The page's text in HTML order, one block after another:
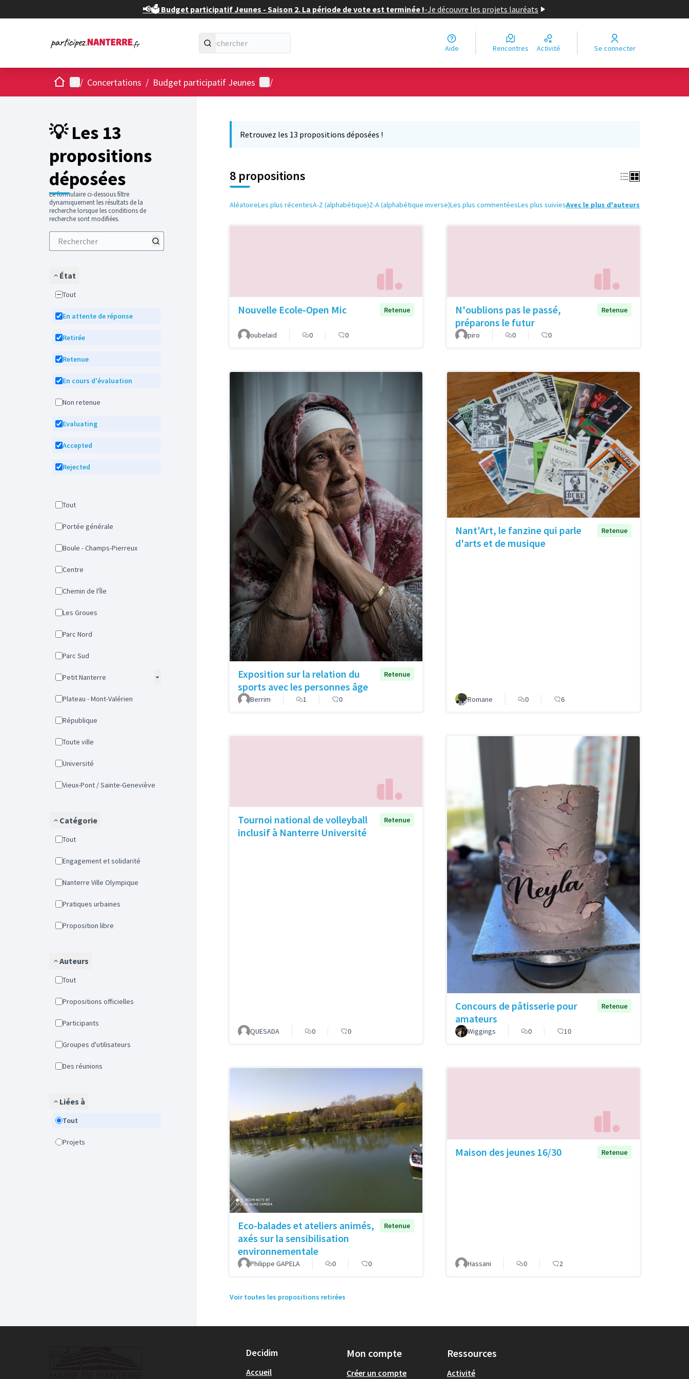
📢🗳️ Budget participatif Jeunes - Saison 2. La période de vote est terminée !-Je découvre les projets lauréats
Aide Rencontres Activité Se connecter
AccueilMenu principal
/ Concertations / Budget participatif Jeunes Menu utilisateur
/
💡 Les 13
propositions
déposées
Le formulaire ci-dessous filtre
dynamiquement les résultats de la
recherche lorsque les conditions de
recherche sont modifiées.
État
Tout
En attente de réponse
Retirée
Retenue
En cours d'évaluation
Non retenue
Evaluating
Accepted
Rejected
Tout
Portée générale
Boule - Champs-Pierreux
Centre
Chemin de l'Île
Les Groues
Parc Nord
Parc Sud
Petit Nanterre
Plateau - Mont-Valérien
République
Toute ville
Université
Vieux-Pont / Sainte-Geneviève
Catégorie
Tout
Engagement et solidarité
Nanterre Ville Olympique
Pratiques urbaines
Proposition libre
Auteurs
Tout
Propositions officielles
Participants
Groupes d'utilisateurs
Des réunions
Liées à
Tout
Projets
Retrouvez les 13 propositions déposées !
8 propositions
AléatoireLes plus récentesA-Z (alphabétique)Z-A (alphabétique inverse)Les plus commentéesLes plus suiviesAvec le plus d'auteurs
Nouvelle Ecole-Open Mic Retenue
oubelaid 0 0
N'oublions pas le passé,
préparons le futur
Retenue
piro 0 0
Exposition sur la relation du
sports avec les personnes âge
Retenue
Berrim 1 0
Nant'Art, le fanzine qui parle
d'arts et de musique
Retenue
Romane 0 6
Tournoi national de volleyball
inclusif à Nanterre Université
Retenue
QUESADA 0 0
Concours de pâtisserie pour
amateurs
Retenue
Wiggings 0 10
Eco-balades et ateliers animés,
axés sur la sensibilisation
environnementale
Retenue
Philippe GAPELA 0 0
Maison des jeunes 16/30 Retenue
Hassani 0 2
Voir toutes les propositions retirées
Decidim
Accueil
Mon compte
Créer un compte
Ressources
Activité